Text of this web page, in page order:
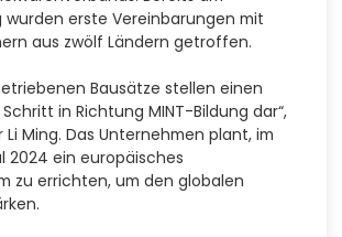
erste Vereinbarungen mit
aus zwölf Ländern getroffen.
Bausätze stellen einen
in Richtung MINT-Bildung dar“,
Ming. Das Unternehmen plant, im
2024 ein europäisches
zu errichten, um den globalen